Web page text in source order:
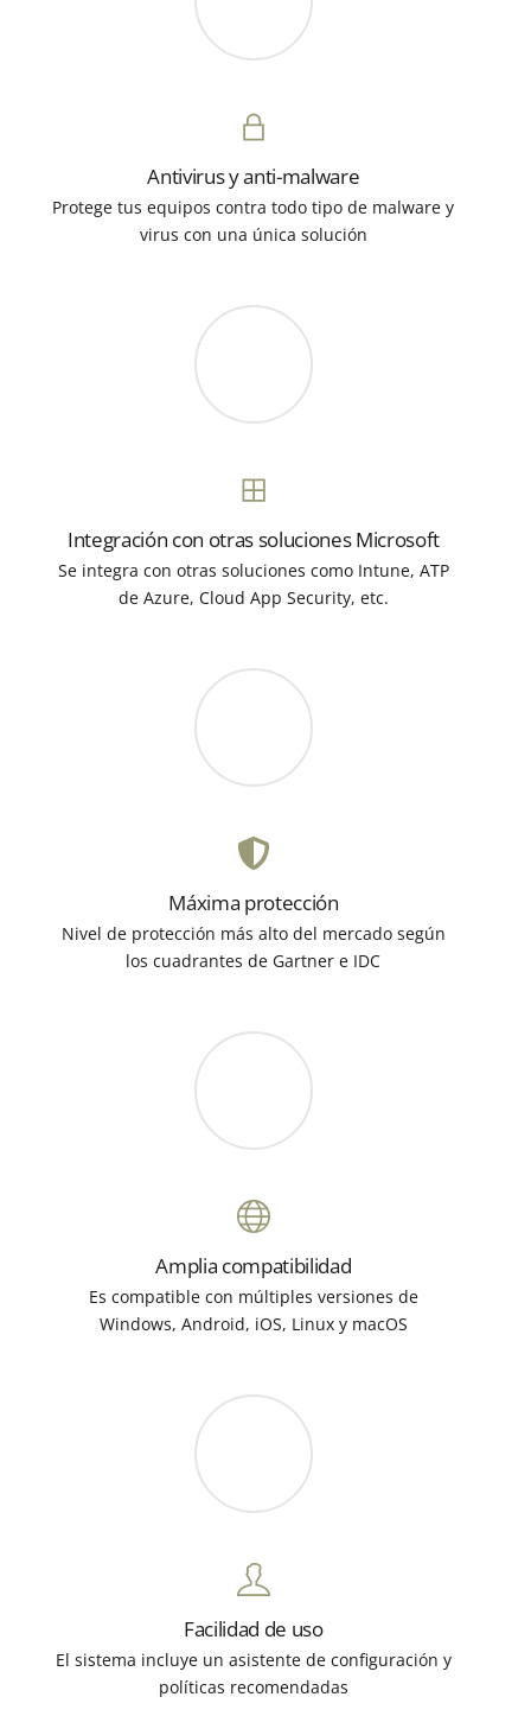
Antivirus y anti-malware
Protege tus equipos contra todo tipo de malware y
virus con una única solución
Integración con otras soluciones Microsoft
Se integra con otras soluciones como Intune, ATP
de Azure, Cloud App Security, etc.
Máxima protección
Nivel de protección más alto del mercado según
los cuadrantes de Gartner e IDC
Amplia compatibilidad
Es compatible con múltiples versiones de
Windows, Android, iOS, Linux y macOS
Facilidad de uso
El sistema incluye un asistente de configuración y
políticas recomendadas